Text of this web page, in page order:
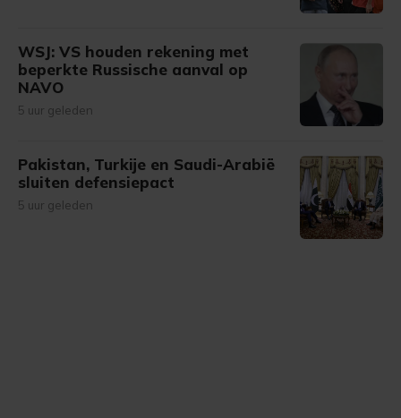
WSJ: VS houden rekening met
beperkte Russische aanval op
NAVO
5 uur geleden
Pakistan, Turkije en Saudi-Arabië
sluiten defensiepact
5 uur geleden